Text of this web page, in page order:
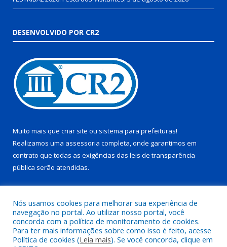
DESENVOLVIDO POR CR2
Muito mais que criar site ou sistema para prefeituras!
Realizamos uma assessoria completa, onde garantimos em
contrato que todas as exigências das leis de transparência
pública serão atendidas.
Todos os direitos reservados a Prefeitura Municipal de Juruti.
Nós usamos cookies para melhorar sua experiência de
navegação no portal. Ao utilizar nosso portal, você
concorda com a política de monitoramento de cookies.
Para ter mais informações sobre como isso é feito, acesse
Política de cookies (Leia mais). Se você concorda, clique em